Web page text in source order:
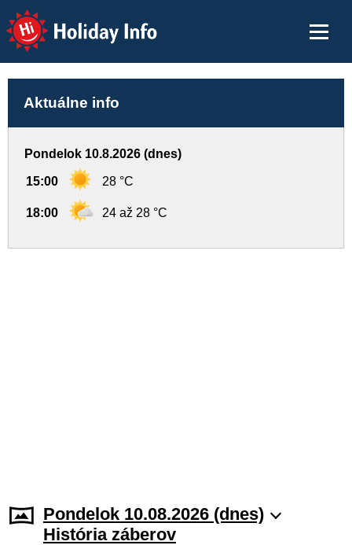
Holiday Info
Aktuálne info
Pondelok 10.8.2026 (dnes)
15:00 28 °C
18:00 24 až 28 °C
Pondelok 10.08.2026 (dnes)
História záberov